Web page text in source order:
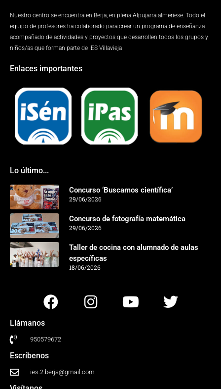
Nuestro centro se encuentra en Berja, en plena Alpujarra almeriese. Todo el
equipo de profesores ha colaborado para crear un programa de enseñanza
acompañado de actividades y proyectos que desarrollen todos los grupos y
niños/as que forman parte de IES Villavieja
Enlaces importantes
Lo último...
Concurso ‘Buscamos científica’
29/06/2026
Concurso de fotografía matemática
29/06/2026
Taller de cocina con alumnado de aulas
específicas
18/06/2026
Llámanos
950579672
Escríbenos
ies.2.berja@gmail.com